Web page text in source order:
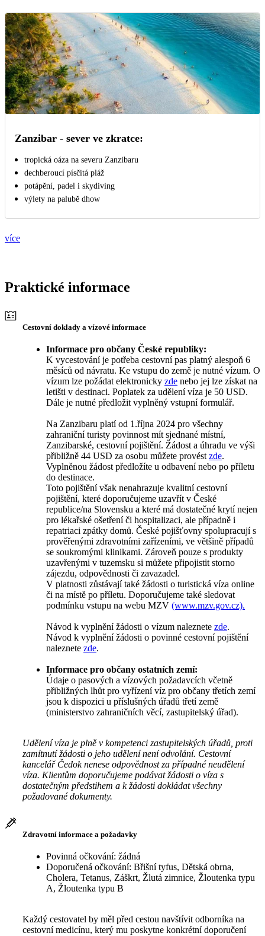
Zanzibar - sever ve zkratce:
tropická oáza na severu Zanzibaru
dechberoucí písčitá pláž
potápění, padel i skydiving
výlety na palubě dhow
více
Praktické informace
Cestovní doklady a vízové informace
Informace pro občany České republiky:
K vycestování je potřeba cestovní pas platný alespoň 6
měsíců od návratu. Ke vstupu do země je nutné vízum. O
vízum lze požádat elektronicky zde nebo jej lze získat na
letišti v destinaci. Poplatek za udělení víza je 50 USD.
Dále je nutné předložit vyplněný vstupní formulář.
Na Zanzibaru platí od 1.října 2024 pro všechny
zahraniční turisty povinnost mít sjednané místní,
Zanzibarské, cestovní pojištění. Žádost a úhradu ve výši
přibližně 44 USD za osobu můžete provést zde.
Vyplněnou žádost předložíte u odbavení nebo po příletu
do destinace.
Toto pojištění však nenahrazuje kvalitní cestovní
pojištění, které doporučujeme uzavřít v České
republice/na Slovensku a které má dostatečné krytí nejen
pro lékařské ošetření či hospitalizaci, ale případně i
repatriaci zpátky domů. České pojišťovny spolupracují s
prověřenými zdravotními zařízeními, ve většině případů
se soukromými klinikami. Zároveň pouze s produkty
uzavřenými v tuzemsku si můžete připojistit storno
zájezdu, odpovědnosti či zavazadel.
V platnosti zůstávají také žádosti o turistická víza online
či na místě po příletu. Doporučujeme také sledovat
podmínku vstupu na webu MZV (www.mzv.gov.cz).
Návod k vyplnění žádosti o vízum naleznete zde.
Návod k vyplnění žádosti o povinné cestovní pojištění
naleznete zde.
Informace pro občany ostatních zemí:
Údaje o pasových a vízových požadavcích včetně
přibližných lhůt pro vyřízení víz pro občany třetích zemí
jsou k dispozici u příslušných úřadů třetí země
(ministerstvo zahraničních věcí, zastupitelský úřad).
Udělení víza je plně v kompetenci zastupitelských úřadů, proti
zamítnutí žádosti o jeho udělení není odvolání. Cestovní
kancelář Čedok nenese odpovědnost za případné neudělení
víza. Klientům doporučujeme podávat žádosti o víza s
dostatečným předstihem a k žádosti dokládat všechny
požadované dokumenty.
Zdravotní informace a požadavky
Povinná očkování: žádná
Doporučená očkování: Břišní tyfus, Dětská obrna,
Cholera, Tetanus, Záškrt, Žlutá zimnice, Žloutenka typu
A, Žloutenka typu B
Každý cestovatel by měl před cestou navštívit odborníka na
cestovní medicínu, který mu poskytne konkrétní doporučení